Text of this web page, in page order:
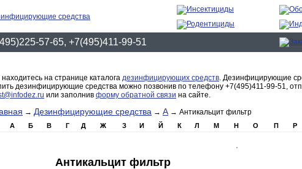
57-65, +7(495)411-99-51
на странице каталога дезинфицирующих средств. Дезинфицирующие
дезинфицирующие средства можно позвонив по телефону +7(495)411-99-51,
или заполнив форму обратной связи на сайте.
→ Дезинфицирующие средства → А→ Антикальцит фильтр
А Б В Г Д Ж З И Й К Л М Н О П Р
Антикальцит фильтр